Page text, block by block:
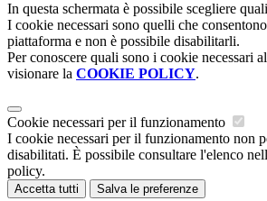
In questa schermata è possibile scegliere
I cookie necessari sono quelli che
piattaforma e non è possibile disabilitarli.
Per conoscere quali sono i cookie necessari
visionare la COOKIE POLICY.
Cookie necessari per il funzionamento
I cookie necessari per il funzionamento non
disabilitati. È possibile consultare l'elenco
policy.
Accetta tutti Salva le preferenze